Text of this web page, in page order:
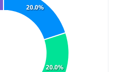
20.0%
20.0%